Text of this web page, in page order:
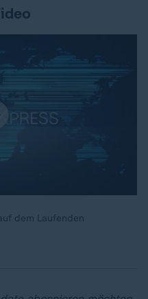
dem Laufenden